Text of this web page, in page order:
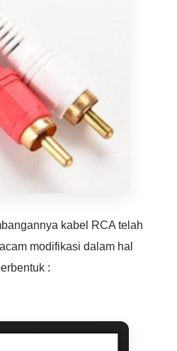
kabel RCA telah
modifikasi dalam hal
: